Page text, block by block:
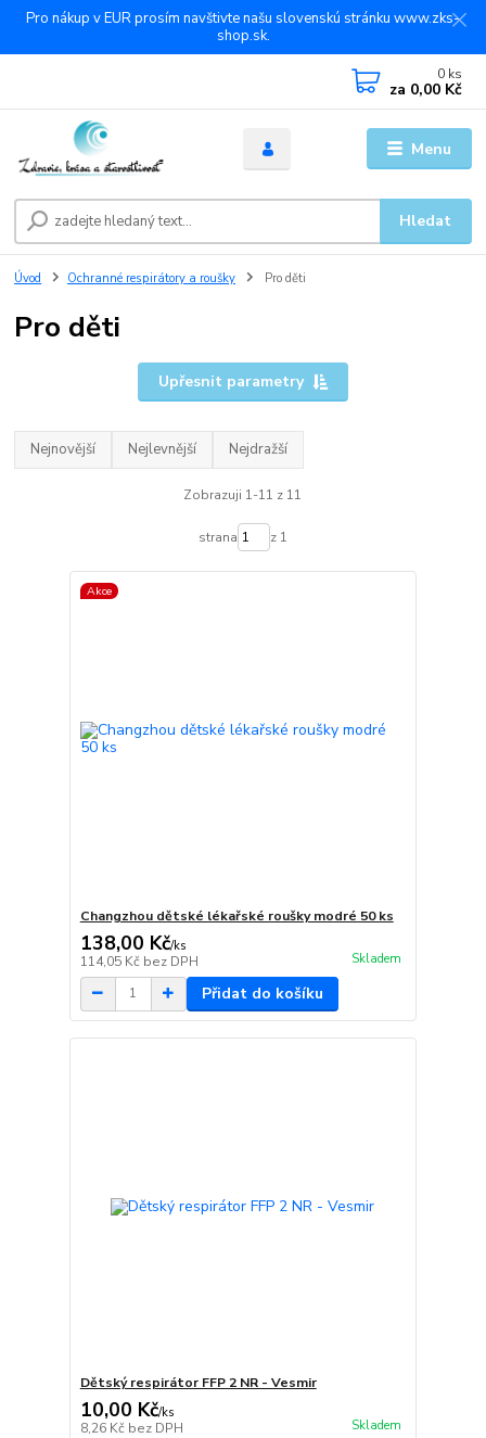
Pro nákup v EUR prosím navštivte našu slovenskú stránku www.zks-
shop.sk.
Menu
Hledat
0 ks
za 0,00 Kč
Úvod Ochranné respirátory a roušky Pro děti
Pro děti
Upřesnit parametry
Nejnovější Nejlevnější Nejdražší
Zobrazuji 1-11 z 11
strana z 1
Akce
Changzhou dětské lékařské roušky modré 50 ks
138,00 Kč/ks
114,05 Kč bez DPH Skladem
Přidat do košíku
Dětský respirátor FFP 2 NR - Vesmir
10,00 Kč/ks
8,26 Kč bez DPH Skladem